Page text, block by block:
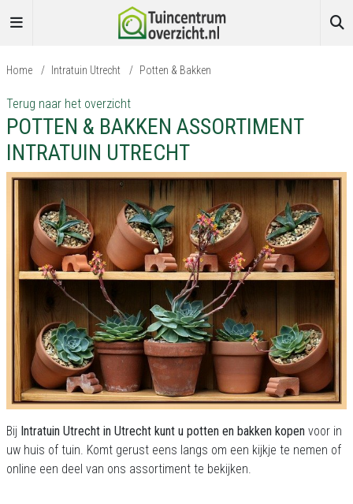
Home / Intratuin Utrecht / Potten & Bakken
Terug naar het overzicht
POTTEN & BAKKEN ASSORTIMENT
INTRATUIN UTRECHT
Bij Intratuin Utrecht in Utrecht kunt u potten en bakken kopen voor in
uw huis of tuin. Komt gerust eens langs om een kijkje te nemen of
online een deel van ons assortiment te bekijken.